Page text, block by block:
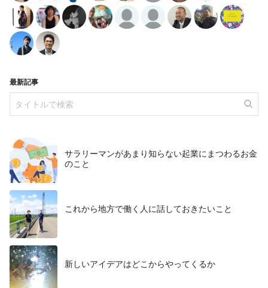
最新記事
サラリーマンがあまり知らない起業にまつわるお金
のこと
これから地方で働く人に話しておきたいこと
​新しいアイデアはどこからやってくるか